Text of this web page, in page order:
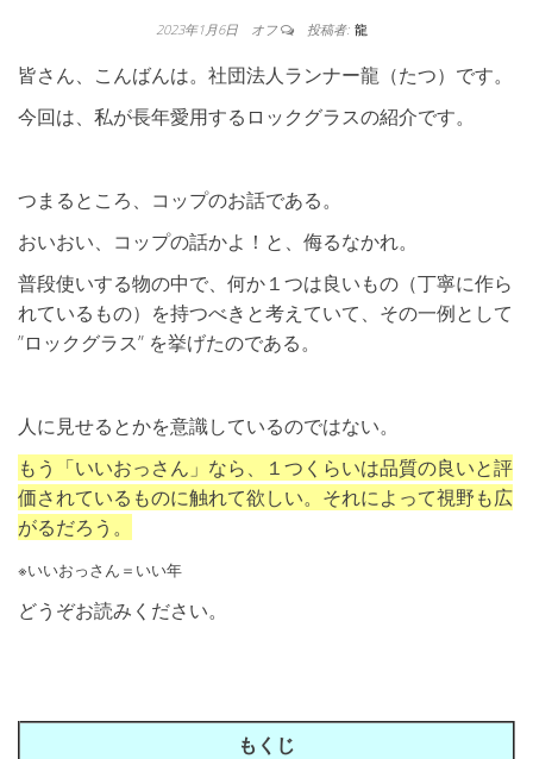
2023年1月6日 オフ 投稿者: 龍
皆さん、こんばんは。社団法人ランナー龍（たつ）です。
今回は、私が長年愛用するロックグラスの紹介です。
つまるところ、コップのお話である。
おいおい、コップの話かよ！と、侮るなかれ。
普段使いする物の中で、何か１つは良いもの（丁寧に作ら
れているもの）を持つべきと考えていて、その一例として
”ロックグラス” を挙げたのである。
人に見せるとかを意識しているのではない。
もう「いいおっさん」なら、１つくらいは品質の良いと評
価されているものに触れて欲しい。それによって視野も広
がるだろう。
※いいおっさん＝いい年
どうぞお読みください。
もくじ